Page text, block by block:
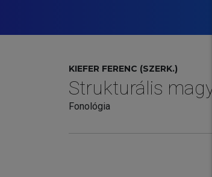
KIEFER FERENC (SZERK.)
Strukturális
Fonológia